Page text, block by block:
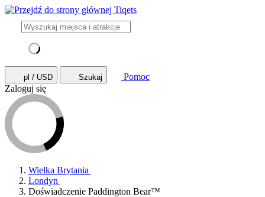
pl / USD Szukaj
Pomoc
Zaloguj się
Wielka Brytania
Londyn
Doświadczenie Paddington Bear™